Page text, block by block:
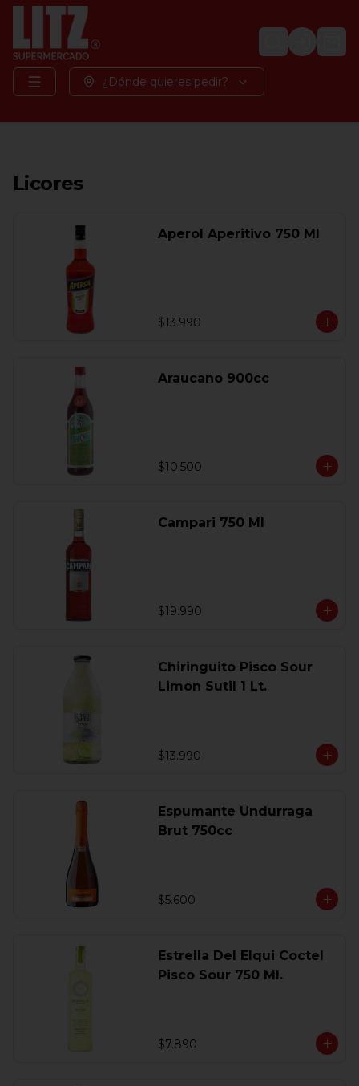
Login
¿Dónde quieres pedir?
Licores
Aperol Aperitivo 750 Ml
$13.990
Araucano 900cc
$10.500
Campari 750 Ml
$19.990
Chiringuito Pisco Sour
Limon Sutil 1 Lt.
$13.990
Espumante Undurraga
Brut 750cc
$5.600
Estrella Del Elqui Coctel
Pisco Sour 750 Ml.
$7.890